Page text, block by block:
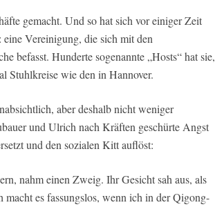
gemacht. Und so hat sich vor einiger Zeit
Vereinigung, die sich mit den
befasst. Hunderte sogenannte „Hosts“ hat sie,
Stuhlkreise wie den in Hannover.
aber deshalb nicht weniger
und Ulrich nach Kräften geschürte Angst
und den sozialen Kitt auflöst:
nahm einen Zweig. Ihr Gesicht sah aus, als
es fassungslos, wenn ich in der Qigong-